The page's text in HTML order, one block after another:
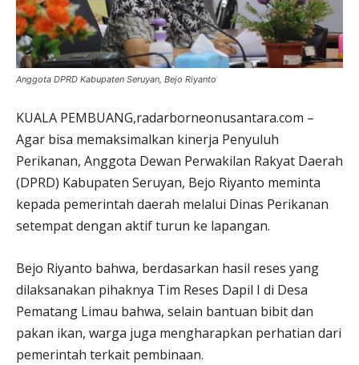
Anggota DPRD Kabupaten Seruyan, Bejo Riyanto
KUALA PEMBUANG,radarborneonusantara.com –
Agar bisa memaksimalkan kinerja Penyuluh
Perikanan, Anggota Dewan Perwakilan Rakyat Daerah
(DPRD) Kabupaten Seruyan, Bejo Riyanto meminta
kepada pemerintah daerah melalui Dinas Perikanan
setempat dengan aktif turun ke lapangan.
Bejo Riyanto bahwa, berdasarkan hasil reses yang
dilaksanakan pihaknya Tim Reses Dapil I di Desa
Pematang Limau bahwa, selain bantuan bibit dan
pakan ikan, warga juga mengharapkan perhatian dari
pemerintah terkait pembinaan.